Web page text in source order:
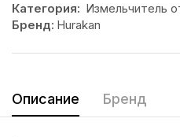
Категория: Измельчитель
Бренд: Hurakan
Описание Бренд